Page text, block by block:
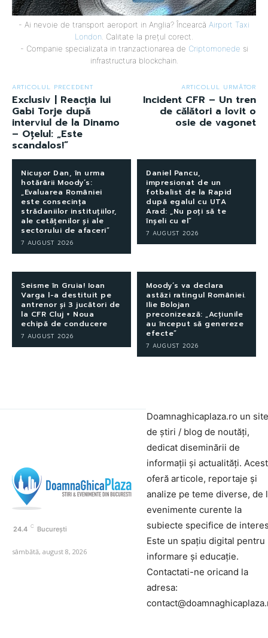
- Ai nevoie de transport aeroport in Anglia? Încearcă Airport Taxi
London . Calitate la prețul corect.
- Companie specializata in tranzactionarea de Criptomonede si
infrastructura blockchain.
ARTICOLUL PRECEDENT
Exclusiv | Reacția lui
Gabi Torje după
interviul de la Dinamo
– Oțelul: „Este
scandalos!”
ARTICOLUL URMĂTOR
Incident CFR – Un tren
de călători a lovit o
osie de vagonet
Nicușor Dan, în urma
hotărârii Moody’s:
„Evaluarea României
este consecința
strădaniilor instituțiilor,
ale cetățenilor și ale
sectorului de afaceri”
7 AUGUST 2026
Daniel Pancu,
impresionat de un
fotbalist de la Rapid
după egalul cu UTA
Arad: „Nu poți să te
înșeli cu el”
7 AUGUST 2026
Seisme în Gruia! Ioan
Varga l-a destituit pe
antrenor și 3 jucători de
la CFR Cluj + Noua
echipă de conducere
7 AUGUST 2026
Moody’s va declara
astăzi ratingul României.
Ilie Bolojan
preconizează: „Acțiunile
au început să genereze
efecte”
7 AUGUST 2026
24.4 C București
sâmbătă, august 8, 2026
Doamnaghicaplaza.ro un site
de știri / blog de noutăți,
dedicat diseminării de
informații și actualități.
oferă articole, reportaje și
analize pe teme diverse, de
evenimente curente la
subiecte specifice de
Este un spațiu digital pentru
informare și educație.
Contactati-ne oricand la
adresa: